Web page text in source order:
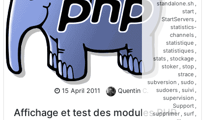
15 April 2011 Quentin C.
Affichage et test des modules PHP
standalone.sh ,
start ,
StartServers ,
statistics-
channels ,
statistique ,
statistiques ,
stats , stockage ,
stoker , stop ,
strace ,
subversion , sudo ,
sudoers , suivi ,
supervision ,
Support ,
supprimer , surf ,